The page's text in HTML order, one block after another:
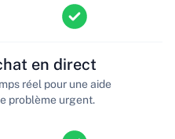
en direct
réel pour une aide
problème urgent.